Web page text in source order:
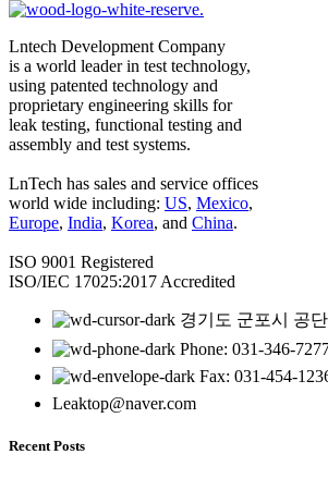
Lntech Development Company
is a world leader in test technology,
using patented technology and
proprietary engineering skills for
leak testing, functional testing and
assembly and test systems.
LnTech has sales and service offices
world wide including: US, Mexico,
Europe, India, Korea, and China.
ISO 9001 Registered
ISO/IEC 17025:2017 Accredited
경기도 군포시 공
Phone: 031-346-
Fax: 031-454-
Leaktop@naver.com
Recent Posts